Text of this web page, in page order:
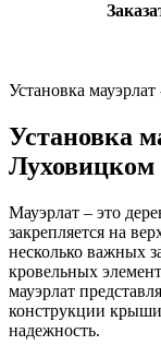
Установка
Установка
Луховицком
Мауэрлат – это
закрепляется на
несколько важных
кровельных
мауэрлат
конструкции крыши
надежность.